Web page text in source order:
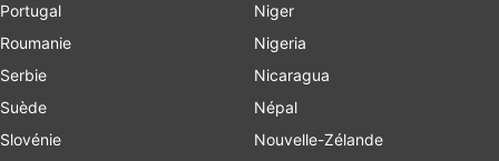
Portugal
Roumanie
Serbie
Suède
Slovénie
Niger
Nigeria
Nicaragua
Népal
Nouvelle-Zélande